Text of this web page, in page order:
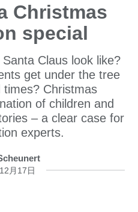
Christmas
special
Claus look like?
get under the tree
Christmas
of children and
– a clear case for
experts.
月17日